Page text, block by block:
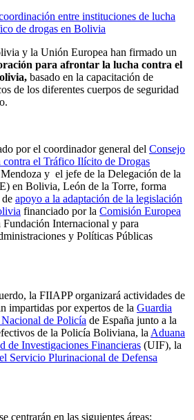
entre instituciones de lucha
de drogas en Bolivia
y la Unión Europea han firmado un
para afrontar la lucha contra el
basado en la capacitación de
de los diferentes cuerpos de seguridad
por el coordinador general del Consejo
el Tráfico Ilícito de Drogas
y el jefe de la Delegación de la
en Bolivia, León de la Torre, forma
apoyo a la adaptación de la legislación
financiado por la Comisión Europea
Internacional y para
y Políticas Públicas
la FIIAPP organizará actividades de
impartidas por expertos de la Guardia
de Policía de España junto a la
de la Policía Boliviana, la Aduana
de Investigaciones Financieras (UIF), la
el Servicio Plurinacional de Defensa
centrarán en las siguientes áreas: